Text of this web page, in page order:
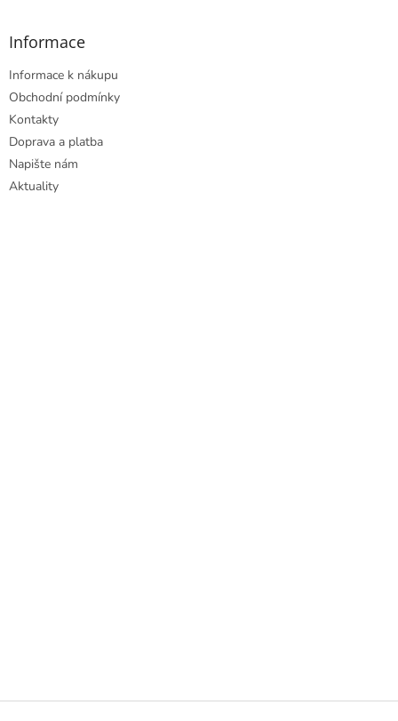
Informace
Informace k nákupu
Obchodní podmínky
Kontakty
Doprava a platba
Napište nám
Aktuality